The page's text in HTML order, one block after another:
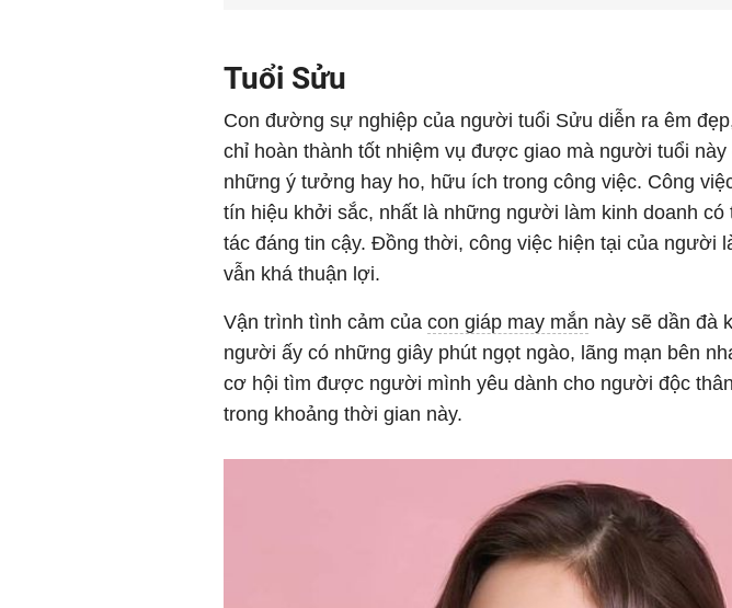
Tuổi Sửu
Con đường sự nghiệp của người tuổi Sửu diễn ra êm
chỉ hoàn thành tốt nhiệm vụ được giao mà người tuổi
những ý tưởng hay ho, hữu ích trong công việc. Công
tín hiệu khởi sắc, nhất là những người làm kinh doanh
tác đáng tin cậy. Đồng thời, công việc hiện tại của người
vẫn khá thuận lợi.
Vận trình tình cảm của con giáp may mắn này sẽ dần đà
người ấy có những giây phút ngọt ngào, lãng mạn bên
cơ hội tìm được người mình yêu dành cho người độc
trong khoảng thời gian này.